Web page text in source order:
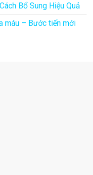
Bổ Sung Hiệu Quả
máu – Bước tiến mới